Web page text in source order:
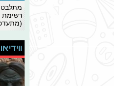
רשימת
ווידיאו